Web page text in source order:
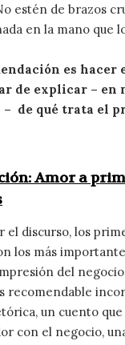
estén de brazos
en la mano que
es hacer
de explicar – en
– de qué trata el
Amor a
el discurso, los
los más
del negocio
recomendable
un cuento
con el negocio,